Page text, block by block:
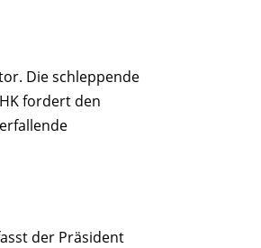
Die schleppende
fordert den
der Präsident